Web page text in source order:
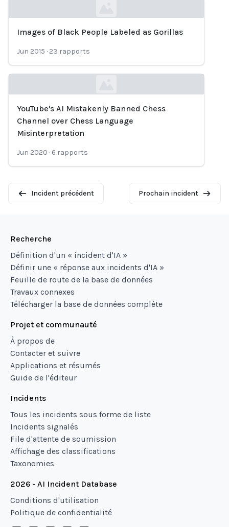
Loading...
Images of Black People Labeled as Gorillas
Jun 2015 · 23 rapports
Loading...
YouTube's AI Mistakenly Banned Chess
Channel over Chess Language
Misinterpretation
Jun 2020 · 6 rapports
Incident précédent Prochain incident
Recherche
Définition d'un « incident d'IA »
Définir une « réponse aux incidents d'IA »
Feuille de route de la base de données
Travaux connexes
Télécharger la base de données complète
Projet et communauté
À propos de
Contacter et suivre
Applications et résumés
Guide de l'éditeur
Incidents
Tous les incidents sous forme de liste
Incidents signalés
File d'attente de soumission
Affichage des classifications
Taxonomies
2026 - AI Incident Database
Conditions d'utilisation
Politique de confidentialité